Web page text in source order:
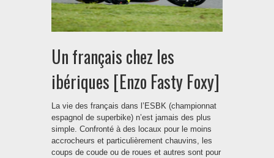
Un français chez les
ibériques [Enzo Fasty Foxy]
La vie des français dans l’ESBK (championnat
espagnol de superbike) n’est jamais des plus
simple. Confronté à des locaux pour le moins
accrocheurs et particulièrement chauvins, les
coups de coude ou de roues et autres sont pour